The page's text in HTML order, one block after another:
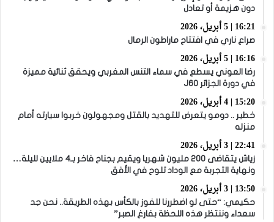
دون هزيمة أو تعادل
16:21 | 5 أبريل، 2026
صراع ناري في افتتاح ماراطون الرمال
16:16 | 5 أبريل، 2026
رضا العوني يسطع في سماء التنس المغربي ويحقق ثنائية مميزة
في دورة الجزائر J60
15:20 | 4 أبريل، 2026
خطير .. دومو يتعرض للتهديد بالقتل ومجهولون خربوا سيارته أمام
منزله
22:41 | 3 أبريل، 2026
زياش يتقاضى 200 مليون شهريا ويقيم بجناح فاخر بـ4 ملايين لليلة…
ونهاية التجربة مع الوداد تلوح في الأفق
13:50 | 3 أبريل، 2026
حكيمي: “حتى لو اضطررنا للفوز بالكأس بهذه الطريقة.. نحن جد
سعداء وننتظر هذه اللحظة بفارغ الصبر”